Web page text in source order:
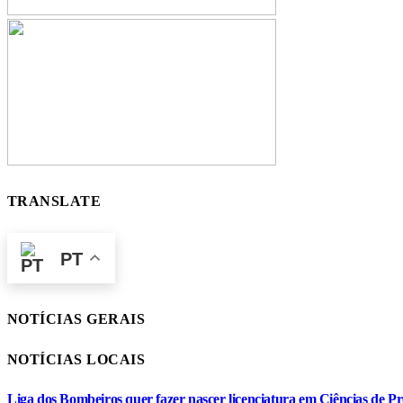
TRANSLATE
PT
NOTÍCIAS GERAIS
NOTÍCIAS LOCAIS
Liga dos Bombeiros quer fazer nascer licenciatura em Ciências de